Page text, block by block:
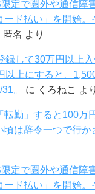
定で圏外や通信障
ード払い」を開始。
匿名 より
録して30万円以上
以上にすると、
。
に くろねこ より
勤」すると100万
は辞令一つで行か
定で圏外や通信障
ード払い」を開始。